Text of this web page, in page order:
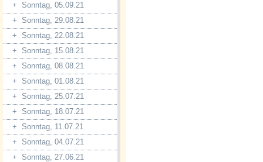
+ Sonntag, 05.09.21
+ Sonntag, 29.08.21
+ Sonntag, 22.08.21
+ Sonntag, 15.08.21
+ Sonntag, 08.08.21
+ Sonntag, 01.08.21
+ Sonntag, 25.07.21
+ Sonntag, 18.07.21
+ Sonntag, 11.07.21
+ Sonntag, 04.07.21
+ Sonntag, 27.06.21